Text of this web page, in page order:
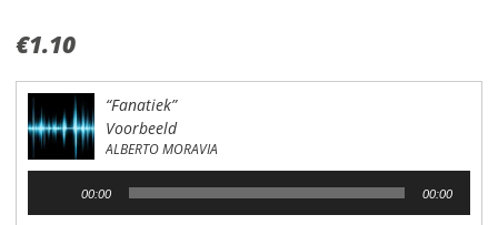
€1.10
“Fanatiek”
Voorbeeld
ALBERTO MORAVIA
00:00 00:00